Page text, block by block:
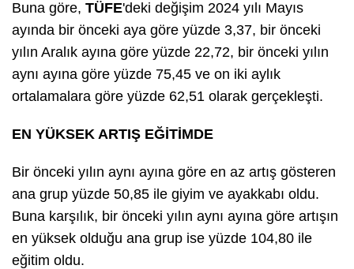
Buna göre, TÜFE'deki değişim 2024 yılı Mayıs
ayında bir önceki aya göre yüzde 3,37, bir önceki
yılın Aralık ayına göre yüzde 22,72, bir önceki yılın
aynı ayına göre yüzde 75,45 ve on iki aylık
ortalamalara göre yüzde 62,51 olarak gerçekleşti.
EN YÜKSEK ARTIŞ EĞİTİMDE
Bir önceki yılın aynı ayına göre en az artış gösteren
ana grup yüzde 50,85 ile giyim ve ayakkabı oldu.
Buna karşılık, bir önceki yılın aynı ayına göre artışın
en yüksek olduğu ana grup ise yüzde 104,80 ile
eğitim oldu.